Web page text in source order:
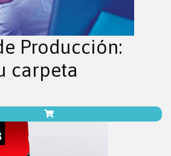
Producción:
carpeta